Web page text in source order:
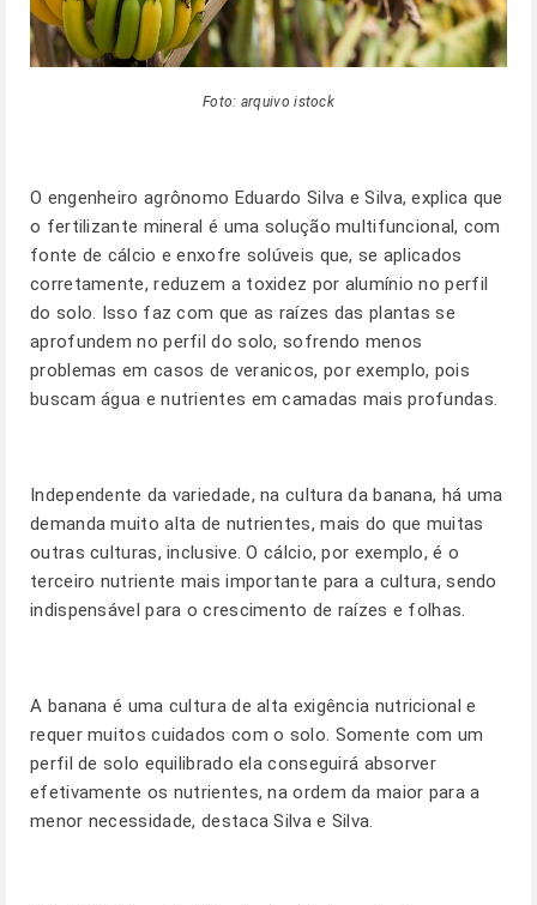
Foto: arquivo istock
O engenheiro agrônomo Eduardo Silva e Silva, explica que
o fertilizante mineral é uma solução multifuncional, com
fonte de cálcio e enxofre solúveis que, se aplicados
corretamente, reduzem a toxidez por alumínio no perfil
do solo. Isso faz com que as raízes das plantas se
aprofundem no perfil do solo, sofrendo menos
problemas em casos de veranicos, por exemplo, pois
buscam água e nutrientes em camadas mais profundas.
Independente da variedade, na cultura da banana, há uma
demanda muito alta de nutrientes, mais do que muitas
outras culturas, inclusive. O cálcio, por exemplo, é o
terceiro nutriente mais importante para a cultura, sendo
indispensável para o crescimento de raízes e folhas.
A banana é uma cultura de alta exigência nutricional e
requer muitos cuidados com o solo. Somente com um
perfil de solo equilibrado ela conseguirá absorver
efetivamente os nutrientes, na ordem da maior para a
menor necessidade, destaca Silva e Silva.